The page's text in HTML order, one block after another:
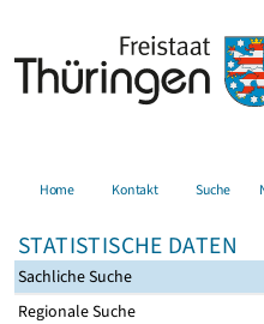
Home Kontakt Suche
STATISTISCHE DATEN
Sachliche Suche
Regionale Suche